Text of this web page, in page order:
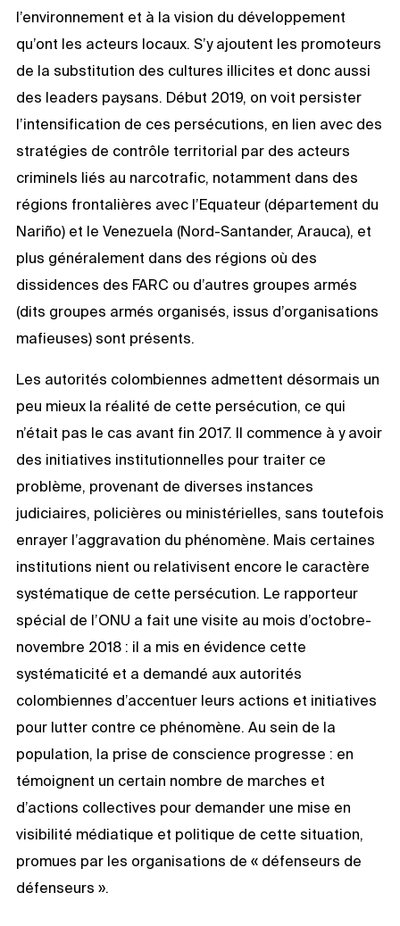
l’environnement et à la vision du développement
qu’ont les acteurs locaux. S’y ajoutent les promoteurs
de la substitution des cultures illicites et donc aussi
des leaders paysans. Début 2019, on voit persister
l’intensification de ces persécutions, en lien avec des
stratégies de contrôle territorial par des acteurs
criminels liés au narcotrafic, notamment dans des
régions frontalières avec l’Equateur (département du
Nariño) et le Venezuela (Nord-Santander, Arauca), et
plus généralement dans des régions où des
dissidences des FARC ou d’autres groupes armés
(dits groupes armés organisés, issus d’organisations
mafieuses) sont présents.
Les autorités colombiennes admettent désormais un
peu mieux la réalité de cette persécution, ce qui
n’était pas le cas avant fin 2017. Il commence à y avoir
des initiatives institutionnelles pour traiter ce
problème, provenant de diverses instances
judiciaires, policières ou ministérielles, sans toutefois
enrayer l’aggravation du phénomène. Mais certaines
institutions nient ou relativisent encore le caractère
systématique de cette persécution. Le rapporteur
spécial de l’ONU a fait une visite au mois d’octobre-
novembre 2018 : il a mis en évidence cette
systématicité et a demandé aux autorités
colombiennes d’accentuer leurs actions et initiatives
pour lutter contre ce phénomène. Au sein de la
population, la prise de conscience progresse : en
témoignent un certain nombre de marches et
d’actions collectives pour demander une mise en
visibilité médiatique et politique de cette situation,
promues par les organisations de « défenseurs de
défenseurs ».